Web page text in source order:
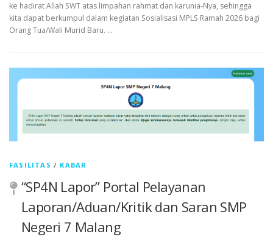
ke hadirat Allah SWT atas limpahan rahmat dan karunia-Nya, sehingga
kita dapat berkumpul dalam kegiatan Sosialisasi MPLS Ramah 2026 bagi
Orang Tua/Wali Murid Baru. …
FASILITAS / KABAR
“SP4N Lapor” Portal Pelayanan
Laporan/Aduan/Kritik dan Saran SMP
Negeri 7 Malang